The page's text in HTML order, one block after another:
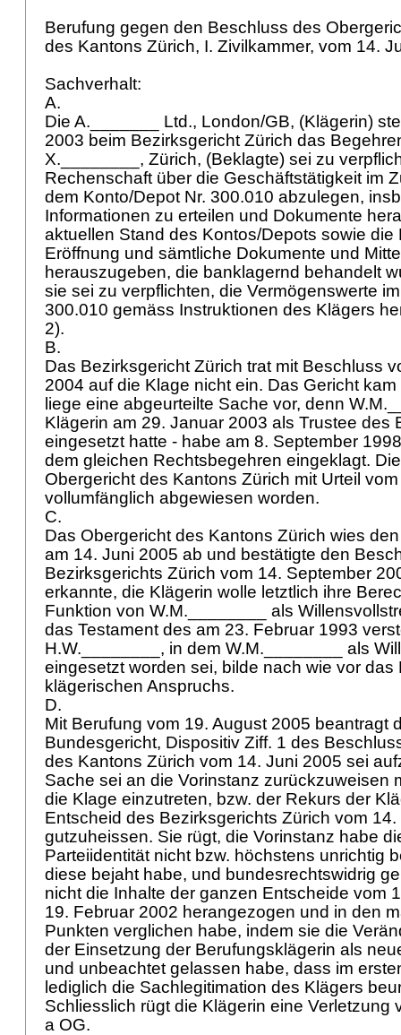
Berufung gegen den Beschluss des
des Kantons Zürich, I. Zivilkammer, vom 14.
Sachverhalt:
A.
Die A._______ Ltd., London/GB, (Klägerin)
2003 beim Bezirksgericht Zürich das
X.________, Zürich, (Beklagte) sei zu
Rechenschaft über die Geschäftstätigkeit im
dem Konto/Depot Nr. 300.010 abzulegen,
Informationen zu erteilen und Dokumente
aktuellen Stand des Kontos/Depots sowie die
Eröffnung und sämtliche Dokumente und
herauszugeben, die banklagernd behandelt
sie sei zu verpflichten, die Vermögenswerte
300.010 gemäss Instruktionen des Klägers
2).
B.
Das Bezirksgericht Zürich trat mit Beschluss
2004 auf die Klage nicht ein. Das Gericht
liege eine abgeurteilte Sache vor, denn
Klägerin am 29. Januar 2003 als Trustee des
eingesetzt hatte - habe am 8. September
dem gleichen Rechtsbegehren eingeklagt.
Obergericht des Kantons Zürich mit Urteil
vollumfänglich abgewiesen worden.
C.
Das Obergericht des Kantons Zürich wies
am 14. Juni 2005 ab und bestätigte den
Bezirksgerichts Zürich vom 14. September
erkannte, die Klägerin wolle letztlich ihre
Funktion von W.M.________ als
das Testament des am 23. Februar 1993
H.W.________, in dem W.M.________ als
eingesetzt worden sei, bilde nach wie vor das
klägerischen Anspruchs.
D.
Mit Berufung vom 19. August 2005 beantragt
Bundesgericht, Dispositiv Ziff. 1 des
des Kantons Zürich vom 14. Juni 2005 sei
Sache sei an die Vorinstanz zurückzuweisen
die Klage einzutreten, bzw. der Rekurs der
Entscheid des Bezirksgerichts Zürich vom
gutzuheissen. Sie rügt, die Vorinstanz habe
Parteiidentität nicht bzw. höchstens unrichtig
diese bejaht habe, und bundesrechtswidrig
nicht die Inhalte der ganzen Entscheide vom
19. Februar 2002 herangezogen und in den
Punkten verglichen habe, indem sie die
der Einsetzung der Berufungsklägerin als
und unbeachtet gelassen habe, dass im
lediglich die Sachlegitimation des Klägers
Schliesslich rügt die Klägerin eine Verletzung
a OG.